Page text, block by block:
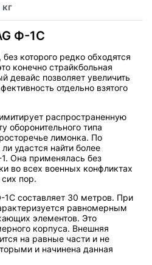
кг
Ф-1С
которого редко обходятся
конечно страйкбольная
девайс позволяет увеличить
отдельно взятого
распространенную
оборонительного типа
лимонка. По
удастся найти более
Она применялась без
во всех военных конфликтах
пор.
составляет 30 метров. При
равномерным
элементов. Это
корпуса. Внешняя
на равные части и не
и начинена данная